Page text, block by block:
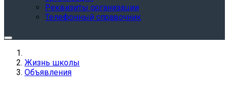
Реквизиты организации
Телефонный справочник
Жизнь школы
Объявления